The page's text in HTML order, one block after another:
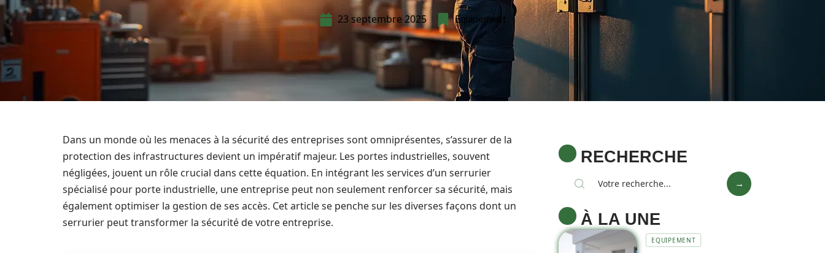
23 septembre 2025 Equipement
Dans un monde où les menaces à la sécurité des entreprises sont omniprésentes, s’assurer de la
protection des infrastructures devient un impératif majeur. Les portes industrielles, souvent
négligées, jouent un rôle crucial dans cette équation. En intégrant les services d’un serrurier
spécialisé pour porte industrielle, une entreprise peut non seulement renforcer sa sécurité, mais
également optimiser la gestion de ses accès. Cet article se penche sur les diverses façons dont un
serrurier peut transformer la sécurité de votre entreprise.
RECHERCHE
À LA UNE
EQUIPEMENT